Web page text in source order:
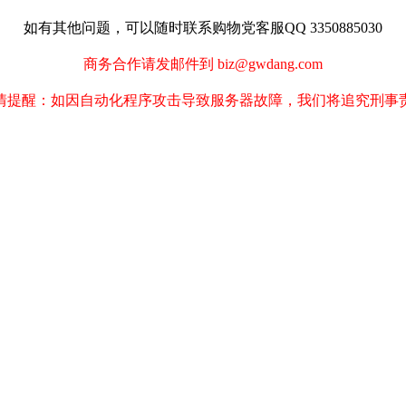
如有其他问题，可以随时联系购物党客服QQ 3350885030
商务合作请发邮件到 biz@gwdang.com
提醒：如因自动化程序攻击导致服务器故障，我们将追究刑事